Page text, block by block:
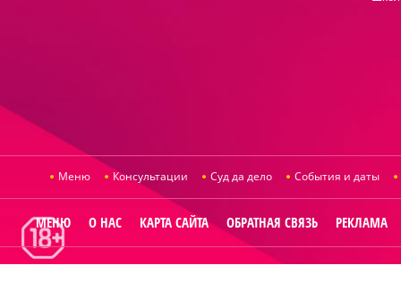
Меню Консультации Суд да дело События и даты
МЕНЮ О НАС КАРТА САЙТА ОБРАТНАЯ СВЯЗЬ РЕКЛАМА